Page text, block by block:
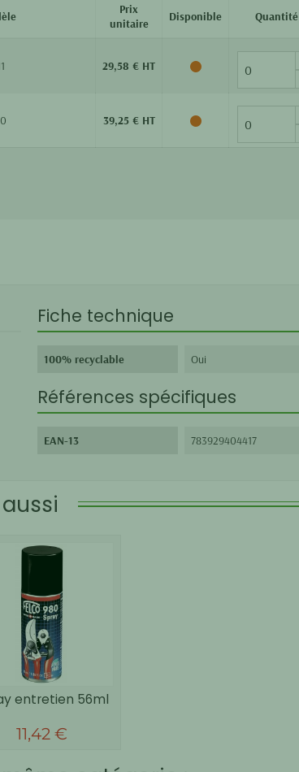
Prix
unitaire
Disponible Quantité
29,58 € HT
39,25 € HT
Fiche technique
100% recyclable Oui
Références spécifiques
EAN-13 783929404417
entretien 56ml
11,42 €